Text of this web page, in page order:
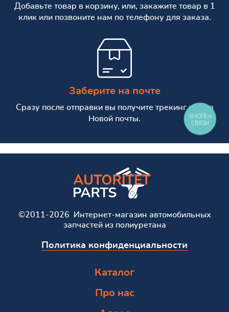
Добавьте товар в корзину, или, закажите товар в 1
клик или позвоните нам по телефону для заказа.
Заберите на почте
Сразу после отправки вы получите трекинг номер
Новой почты.
©2011-2026 Интернет-магазин автомобильных
запчастей из полиуретана
Политика конфиденциальности
Каталог
Про нас
КНОПКА
СВЯЗИ